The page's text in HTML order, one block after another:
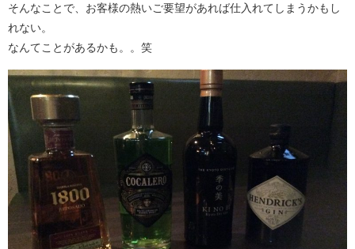
そんなことで、お客様の熱いご要望があれば仕入れてしまうかもし
れない。
なんてことがあるかも。。笑